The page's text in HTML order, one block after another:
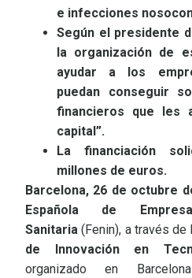
e infecciones
Según el presidente
la organización de
ayudar a los
puedan conseguir
financieros que les
capital”.
La financiación
millones de euros.
Barcelona, 26 de octubre
Española de
Sanitaria (Fenin), a través de
de Innovación en
organizado en